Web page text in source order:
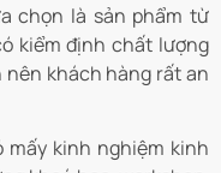
chọn là sản phẩm từ
kiểm định chất lượng
nên khách hàng rất an
kinh nghiệm kinh